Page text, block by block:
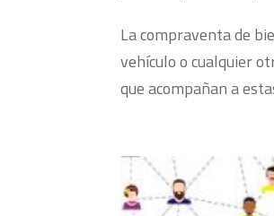
La compraventa de
vehículo o cualquier
que acompañan a